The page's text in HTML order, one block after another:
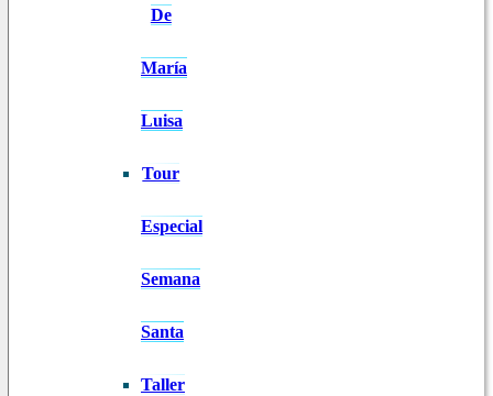
De
María
Luisa
Tour
Especial
Semana
Santa
Taller